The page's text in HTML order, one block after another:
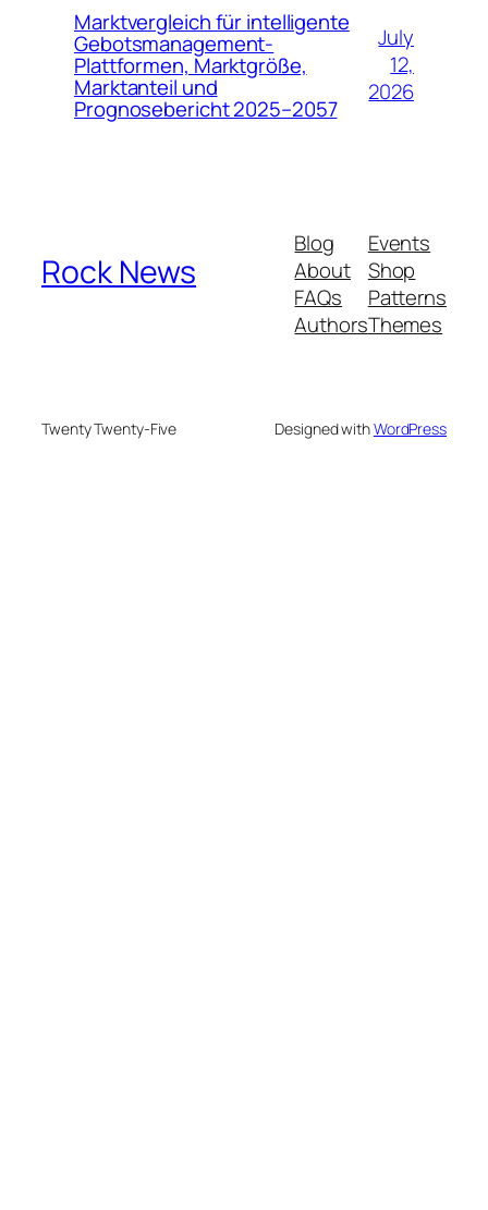
Marktvergleich für intelligente
Gebotsmanagement-
Plattformen, Marktgröße,
Marktanteil und
Prognosebericht 2025–2057
July
12,
2026
Rock News
Blog
About
FAQs
Authors
Events
Shop
Patterns
Themes
Twenty Twenty-Five Designed withWordPress